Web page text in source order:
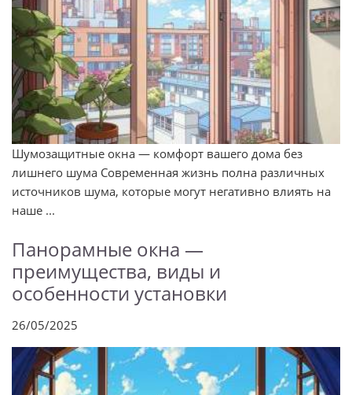
Шумозащитные окна — комфорт вашего дома без
лишнего шума Современная жизнь полна различных
источников шума, которые могут негативно влиять на
наше ...
Панорамные окна —
преимущества, виды и
особенности установки
26/05/2025